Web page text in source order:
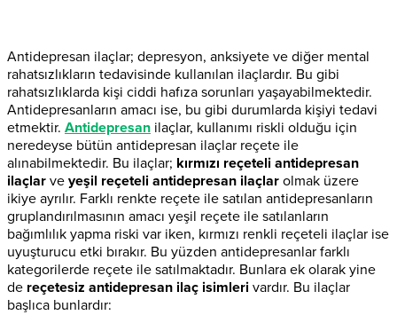
Antidepresan ilaçlar; depresyon, anksiyete ve diğer mental
rahatsızlıkların tedavisinde kullanılan ilaçlardır. Bu gibi
rahatsızlıklarda kişi ciddi hafıza sorunları yaşayabilmektedir.
Antidepresanların amacı ise, bu gibi durumlarda kişiyi tedavi
etmektir. Antidepresan ilaçlar, kullanımı riskli olduğu için
neredeyse bütün antidepresan ilaçlar reçete ile
alınabilmektedir. Bu ilaçlar; kırmızı reçeteli antidepresan
ilaçlar ve yeşil reçeteli antidepresan ilaçlar olmak üzere
ikiye ayrılır. Farklı renkte reçete ile satılan antidepresanların
gruplandırılmasının amacı yeşil reçete ile satılanların
bağımlılık yapma riski var iken, kırmızı renkli reçeteli ilaçlar ise
uyuşturucu etki bırakır. Bu yüzden antidepresanlar farklı
kategorilerde reçete ile satılmaktadır. Bunlara ek olarak yine
de reçetesiz antidepresan ilaç isimleri vardır. Bu ilaçlar
başlıca bunlardır: